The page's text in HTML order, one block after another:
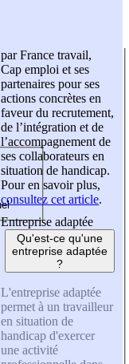
par France travail,
Cap emploi et ses
partenaires pour ses
actions concrètes en
faveur du recrutement,
de l’intégration et de
l’accompagnement de
ses collaborateurs en
situation de handicap.
Pour en savoir plus,
consultez cet article.
Entreprise adaptée
Qu'est-ce qu'une
entreprise adaptée
?
L'entreprise adaptée
permet à un travailleur
en situation de
handicap d'exercer
une activité